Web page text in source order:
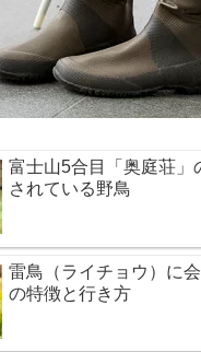
富士山5合目「奥庭荘」
されている野鳥
雷鳥（ライチョウ）に
の特徴と行き方